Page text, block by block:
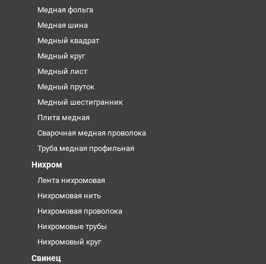
Медная фольга
Медная шина
Медный квадрат
Медный круг
Медный лист
Медный пруток
Медный шестигранник
Плита медная
Сварочная медная проволока
Труба медная профильная
Нихром
Лента нихромовая
Нихромовая нить
Нихромовая проволока
Нихромовые трубы
Нихромовый круг
Свинец